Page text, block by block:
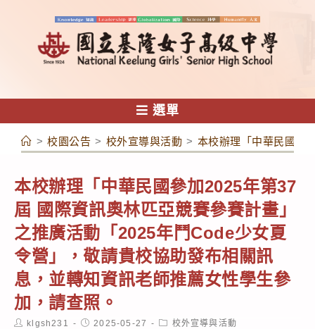
容
選單
> 校園公告 > 校外宣導與活動 > 本校辦理「中華民國參
本校辦理「中華民國參加2025年第37
屆 國際資訊奧林匹亞競賽參賽計畫」
之推廣活動「2025年鬥Code少女夏
令營」，敬請貴校協助發布相關訊
息，並轉知資訊老師推薦女性學生參
加，請查照。
Postklgsh231
Post2025-05-27
Post校外宣導與活動